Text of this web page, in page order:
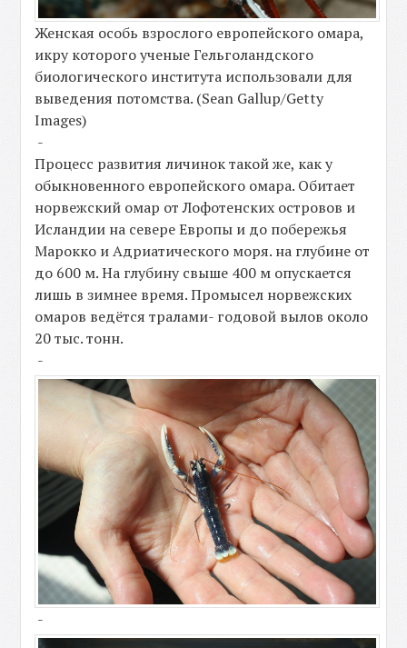
Женская особь взрослого европейского омара,
икру которого ученые Гельголандского
биологического института использовали для
выведения потомства. (Sean Gallup/Getty
Images)
-
Процесс развития личинок такой же, как у
обыкновенного европейского омара. Обитает
норвежский омар от Лофотенских островов и
Исландии на севере Европы и до побережья
Марокко и Адриатического моря. на глубине от
до 600 м. На глубину свыше 400 м опускается
лишь в зимнее время. Промысел норвежских
омаров ведётся тралами- годовой вылов около
20 тыс. тонн.
-
-